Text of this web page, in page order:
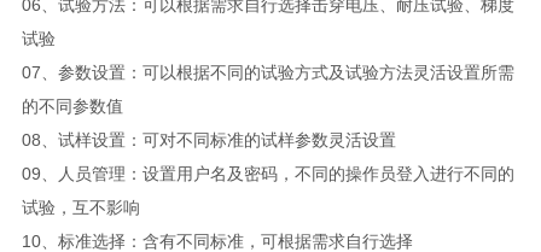
06、试验方法：可以根据需求自行选择击穿电压、耐压试验、梯度
试验
07、参数设置：可以根据不同的试验方式及试验方法灵活设置所需
的不同参数值
08、试样设置：可对不同标准的试样参数灵活设置
09、人员管理：设置用户名及密码，不同的操作员登入进行不同的
试验，互不影响
10、标准选择：含有不同标准，可根据需求自行选择